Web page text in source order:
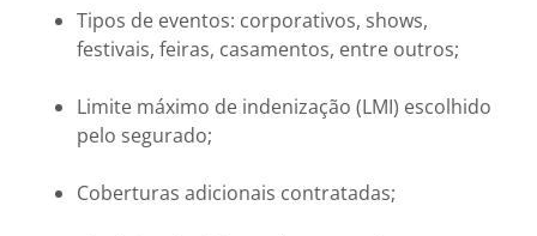
Tipos de eventos: corporativos, shows,
festivais, feiras, casamentos, entre outros;
Limite máximo de indenização (LMI) escolhido
pelo segurado;
Coberturas adicionais contratadas;